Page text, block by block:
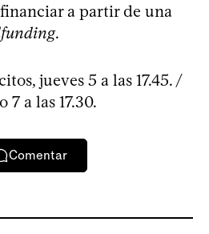
a partir de una
.
jueves 5 a las 17.45. /
7 a las 17.30.
Comentar